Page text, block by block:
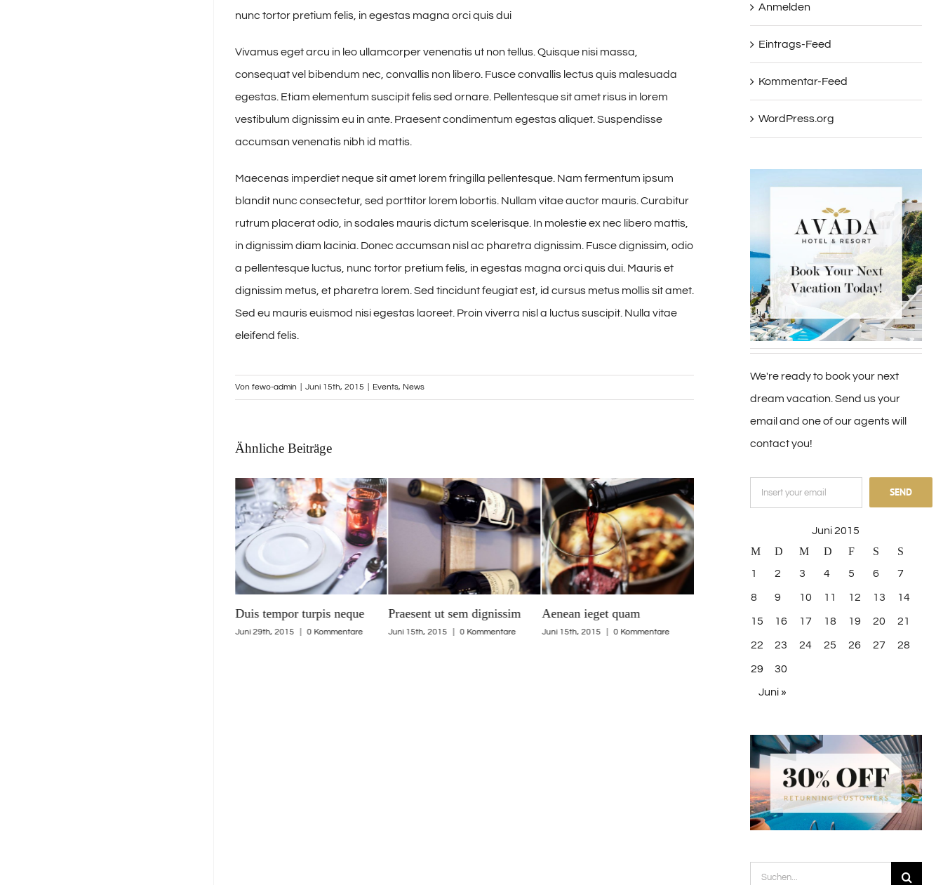
nunc tortor pretium felis, in egestas magna orci quis dui
Vivamus eget arcu in leo ullamcorper venenatis ut non tellus. Quisque nisi massa,
consequat vel bibendum nec, convallis non libero. Fusce convallis lectus quis malesuada
egestas. Etiam elementum suscipit felis sed ornare. Pellentesque sit amet risus in lorem
vestibulum dignissim eu in ante. Praesent condimentum egestas aliquet. Suspendisse
accumsan venenatis nibh id mattis.
Maecenas imperdiet neque sit amet lorem fringilla pellentesque. Nam fermentum ipsum
blandit nunc consectetur, sed porttitor lorem lobortis. Nullam vitae auctor mauris. Curabitur
rutrum placerat odio, in sodales mauris dictum scelerisque. In molestie ex nec libero mattis,
in dignissim diam lacinia. Donec accumsan nisl ac pharetra dignissim. Fusce dignissim, odio
a pellentesque luctus, nunc tortor pretium felis, in egestas magna orci quis dui. Mauris et
dignissim metus, et pharetra lorem. Sed tincidunt feugiat est, id cursus metus mollis sit amet.
Sed eu mauris euismod nisi egestas laoreet. Proin viverra nisl a luctus suscipit. Nulla vitae
eleifend felis.
Von fewo-admin Juni 15th, 2015 Events, News
Ähnliche Beiträge
Duis tempor turpis neque
0 Kommentare
Praesent ut sem dignissim
Juni 15th, 2015 | 0 Kommentare
Aenean ieget quam
Juni 15th, 2015 | 0 Kommentare
Curabitur nisi ultricies
Juni 15th, 2015 | 0 Kommentare
Anmelden
Eintrags-Feed
Kommentar-Feed
WordPress.org
We're ready to book your next
dream vacation. Send us your
email and one of our agents will
contact you!
Juni 2015
M D M D F S S
1 2 3 4 5 6 7
8 9 10 11 12 13 14
15 16 17 18 19 20 21
22 23 24 25 26 27 28
29 30
Juni »
Suche